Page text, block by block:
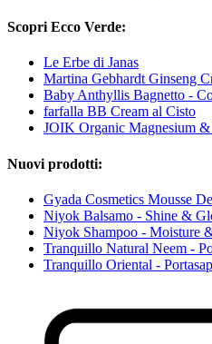
Scopri Ecco Verde:
Le Erbe di Janas
Martina Gebhardt Ginseng
Baby Anthyllis Bagnetto -
farfalla BB Cream al Cisto
JOIK Organic Magnesium
Nuovi prodotti:
Gyada Cosmetics Mousse
Niyok Balsamo - Shine &
Niyok Shampoo - Moisture
Tranquillo Natural Neem -
Tranquillo Oriental -